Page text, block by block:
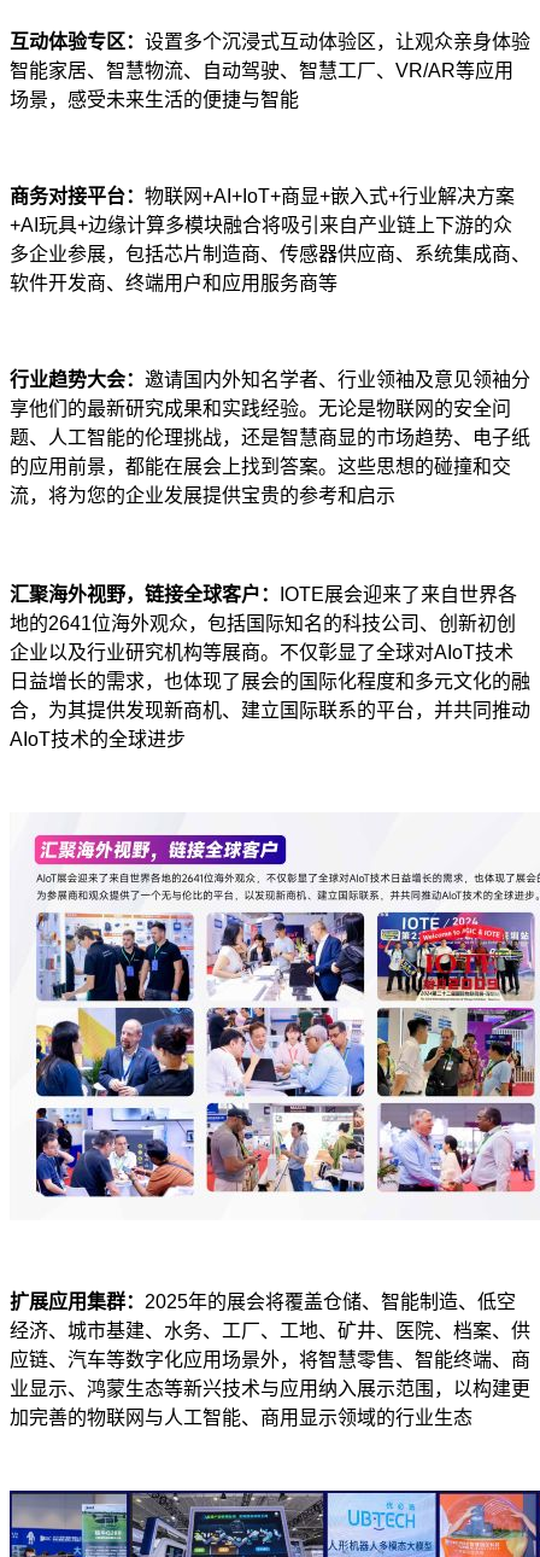
互动体验专区： 设置多个沉浸式互动体验区，让观众亲身体验
智能家居、智慧物流、自动驾驶、智慧工厂、VR/AR等应用
场景，感受未来生活的便捷与智能
商务对接平台： 物联网+AI+IoT+商显+嵌入式+行业解决方案
+AI玩具+边缘计算多模块融合将吸引来自产业链上下游的众
多企业参展，包括芯片制造商、传感器供应商、系统集成商、
软件开发商、终端用户和应用服务商等
行业趋势大会： 邀请国内外知名学者、行业领袖及意见领袖分
享他们的最新研究成果和实践经验。无论是物联网的安全问
题、人工智能的伦理挑战，还是智慧商显的市场趋势、电子纸
的应用前景，都能在展会上找到答案。这些思想的碰撞和交
流，将为您的企业发展提供宝贵的参考和启示
汇聚海外视野，链接全球客户： IOTE展会迎来了来自世界各
地的2641位海外观众，包括国际知名的科技公司、创新初创
企业以及行业研究机构等展商。不仅彰显了全球对AIoT技术
日益增长的需求，也体现了展会的国际化程度和多元文化的融
合，为其提供发现新商机、建立国际联系的平台，并共同推动
AIoT技术的全球进步
扩展应用集群： 2025年的展会将覆盖仓储、智能制造、低空
经济、城市基建、水务、工厂、工地、矿井、医院、档案、供
应链、汽车等数字化应用场景外，将智慧零售、智能终端、商
业显示、鸿蒙生态等新兴技术与应用纳入展示范围，以构建更
加完善的物联网与人工智能、商用显示领域的行业生态